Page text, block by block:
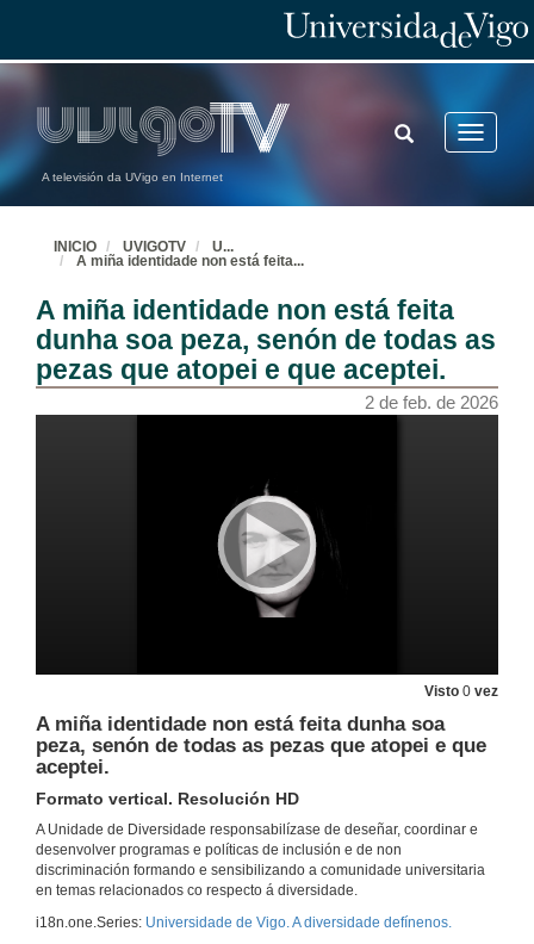
A televisión da UVigo en Internet
Toggle
TOGGLE
SEARCH
INICIO UVIGOTV U...
A miña identidade non está feita...
A miña identidade non está feita
dunha soa peza, senón de todas as
pezas que atopei e que aceptei.
2 de feb. de 2026
Visto 0 vez
A miña identidade non está feita dunha soa
peza, senón de todas as pezas que atopei e que
aceptei.
Formato vertical. Resolución HD
A Unidade de Diversidade responsabilízase de deseñar, coordinar e
desenvolver programas e políticas de inclusión e de non
discriminación formando e sensibilizando a comunidade universitaria
en temas relacionados co respecto á diversidade.
i18n.one.Series: Universidade de Vigo. A diversidade defínenos.
2 de feb. de 2026